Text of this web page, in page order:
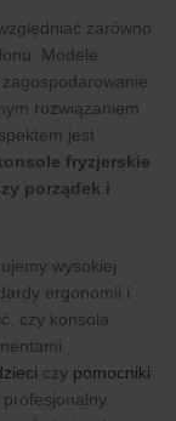
zarówno
Modele
rozwiązaniem
jest
fryzjerskie
porządek i
wysokiej
ergonomii i
czy konsola
czy pomocniki
profesjonalny